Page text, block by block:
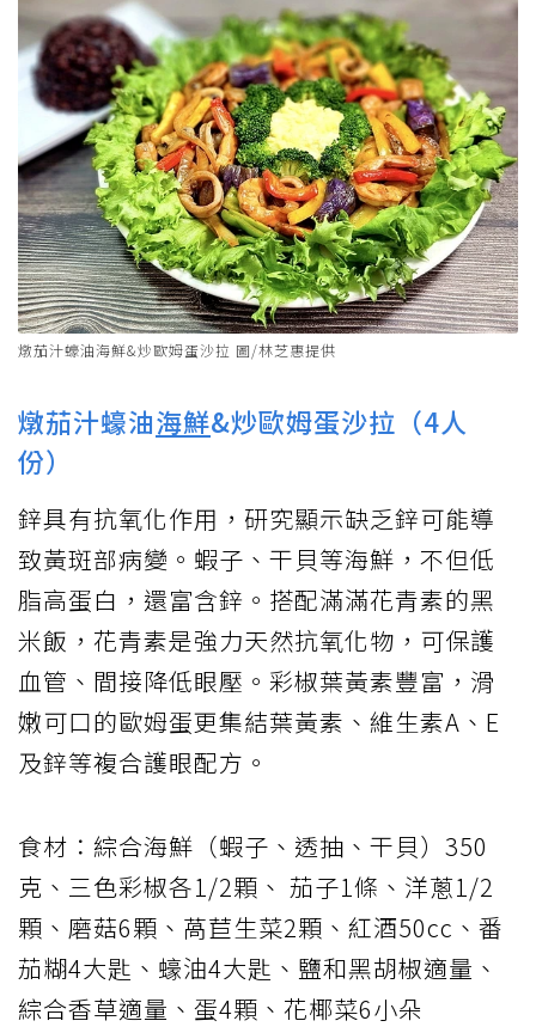
燉茄汁蠔油海鮮&炒歐姆蛋沙拉 圖/林芝惠提供
燉茄汁蠔油海鮮&炒歐姆蛋沙拉（4人
份）
鋅具有抗氧化作用，研究顯示缺乏鋅可能導
致黃斑部病變。蝦子、干貝等海鮮，不但低
脂高蛋白，還富含鋅。搭配滿滿花青素的黑
米飯，花青素是強力天然抗氧化物，可保護
血管、間接降低眼壓。彩椒葉黃素豐富，滑
嫩可口的歐姆蛋更集結葉黃素、維生素A、E
及鋅等複合護眼配方。
食材：綜合海鮮（蝦子、透抽、干貝）350
克、三色彩椒各1/2顆、 茄子1條、洋蔥1/2
顆、磨菇6顆、萵苣生菜2顆、紅酒50cc、番
茄糊4大匙、蠔油4大匙、鹽和黑胡椒適量、
綜合香草適量、蛋4顆、花椰菜6小朵